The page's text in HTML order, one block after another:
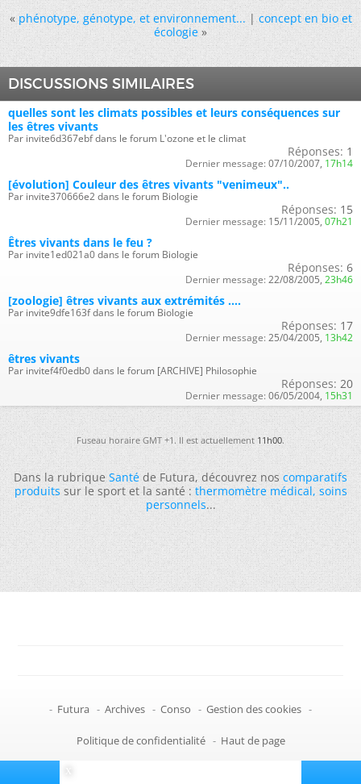
« phénotype, génotype, et environnement...|concept en bio et
écologie »
DISCUSSIONS SIMILAIRES
quelles sont les climats possibles et leurs conséquences sur
les êtres vivants
Par invite6d367ebf dans le forum L'ozone et le climat
Réponses: 1
Dernier message: 07/10/2007, 17h14
[évolution] Couleur des êtres vivants "venimeux"..
Par invite370666e2 dans le forum Biologie
Réponses: 15
Dernier message: 15/11/2005, 07h21
Êtres vivants dans le feu ?
Par invite1ed021a0 dans le forum Biologie
Réponses: 6
Dernier message: 22/08/2005, 23h46
[zoologie] êtres vivants aux extrémités ....
Par invite9dfe163f dans le forum Biologie
Réponses: 17
Dernier message: 25/04/2005, 13h42
êtres vivants
Par invitef4f0edb0 dans le forum [ARCHIVE] Philosophie
Réponses: 20
Dernier message: 06/05/2004, 15h31
Fuseau horaire GMT +1. Il est actuellement11h00.
Dans la rubriqueSantéde Futura, découvrez noscomparatifs
produitssur le sport et la santé :thermomètre médical,soins
personnels...
- Futura - Archives - Conso - Gestion des cookies -
Politique de confidentialité - Haut de page